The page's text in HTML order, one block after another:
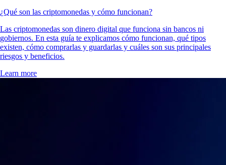
¿Qué son las criptomonedas y cómo funcionan?
Las criptomonedas son dinero digital que funciona sin bancos ni
gobiernos. En esta guía te explicamos cómo funcionan, qué tipos
existen, cómo comprarlas y guardarlas y cuáles son sus principales
riesgos y beneficios.
Learn more